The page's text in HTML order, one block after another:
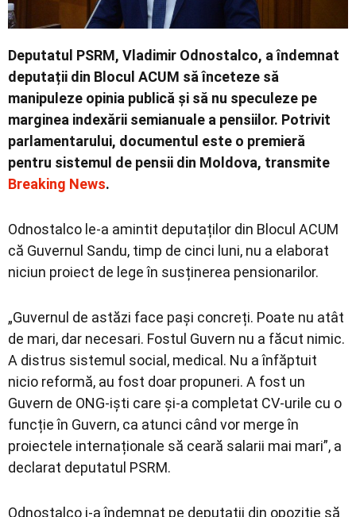
Deputatul PSRM, Vladimir Odnostalco, a îndemnat
deputații din Blocul ACUM să înceteze să
manipuleze opinia publică și să nu speculeze pe
marginea indexării semianuale a pensiilor. Potrivit
parlamentarului, documentul este o premieră
pentru sistemul de pensii din Moldova, transmite
Breaking News.
Odnostalco le-a amintit deputaților din Blocul ACUM
că Guvernul Sandu, timp de cinci luni, nu a elaborat
niciun proiect de lege în susținerea pensionarilor.
„Guvernul de astăzi face pași concreți. Poate nu atât
de mari, dar necesari. Fostul Guvern nu a făcut nimic.
A distrus sistemul social, medical. Nu a înfăptuit
nicio reformă, au fost doar propuneri. A fost un
Guvern de ONG-iști care și-a completat CV-urile cu o
funcție în Guvern, ca atunci când vor merge în
proiectele internaționale să ceară salarii mai mari”, a
declarat deputatul PSRM.
Odnostalco i-a îndemnat pe deputații din opoziție să